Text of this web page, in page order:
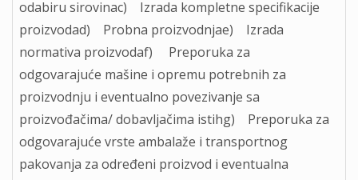
odabiru sirovinac) Izrada kompletne specifikacije
proizvodad) Probna proizvodnjae) Izrada
normativa proizvodaf) Preporuka za
odgovarajuće mašine i opremu potrebnih za
proizvodnju i eventualno povezivanje sa
proizvođačima/ dobavljačima istihg) Preporuka za
odgovarajuće vrste ambalaže i transportnog
pakovanja za određeni proizvod i eventualna